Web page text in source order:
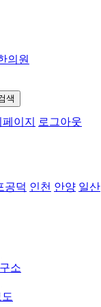
이지 로그아웃
공덕 인천 안양 일산
소